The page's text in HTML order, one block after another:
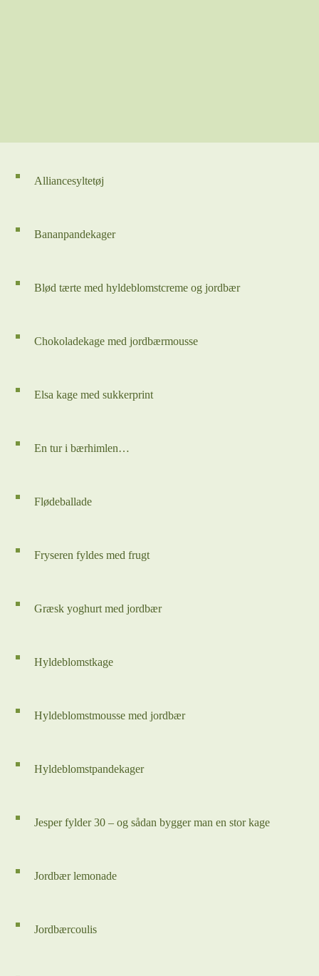
Alliancesyltetøj
Bananpandekager
Blød tærte med hyldeblomstcreme og jordbær
Chokoladekage med jordbærmousse
Elsa kage med sukkerprint
En tur i bærhimlen…
Flødeballade
Fryseren fyldes med frugt
Græsk yoghurt med jordbær
Hyldeblomstkage
Hyldeblomstmousse med jordbær
Hyldeblomstpandekager
Jesper fylder 30 – og sådan bygger man en stor kage
Jordbær lemonade
Jordbærcoulis